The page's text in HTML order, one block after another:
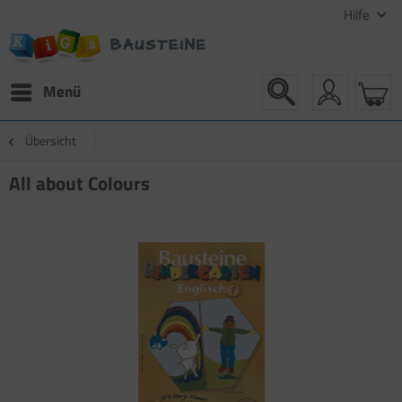
Hilfe
Menü
Übersicht
All about Colours